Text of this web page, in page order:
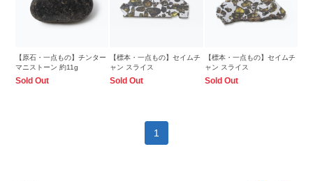
【原石・一点もの】チンター
マニストーン 約11g
Sold Out
【標本・一点もの】セイムチ
ャン スライス
Sold Out
【標本・一点もの】セイムチ
ャン スライス
Sold Out
1